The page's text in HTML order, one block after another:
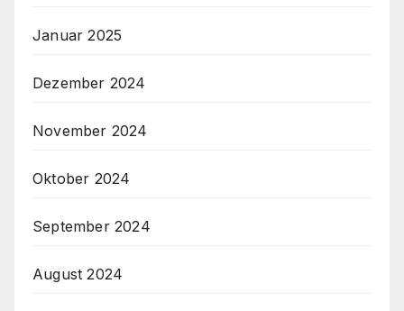
Januar 2025
Dezember 2024
November 2024
Oktober 2024
September 2024
August 2024